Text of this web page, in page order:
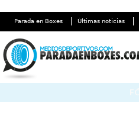
Parada en Boxes Últimas noticias